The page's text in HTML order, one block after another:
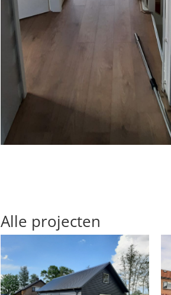
Alle projecten
RENOVATIE TOILET EN